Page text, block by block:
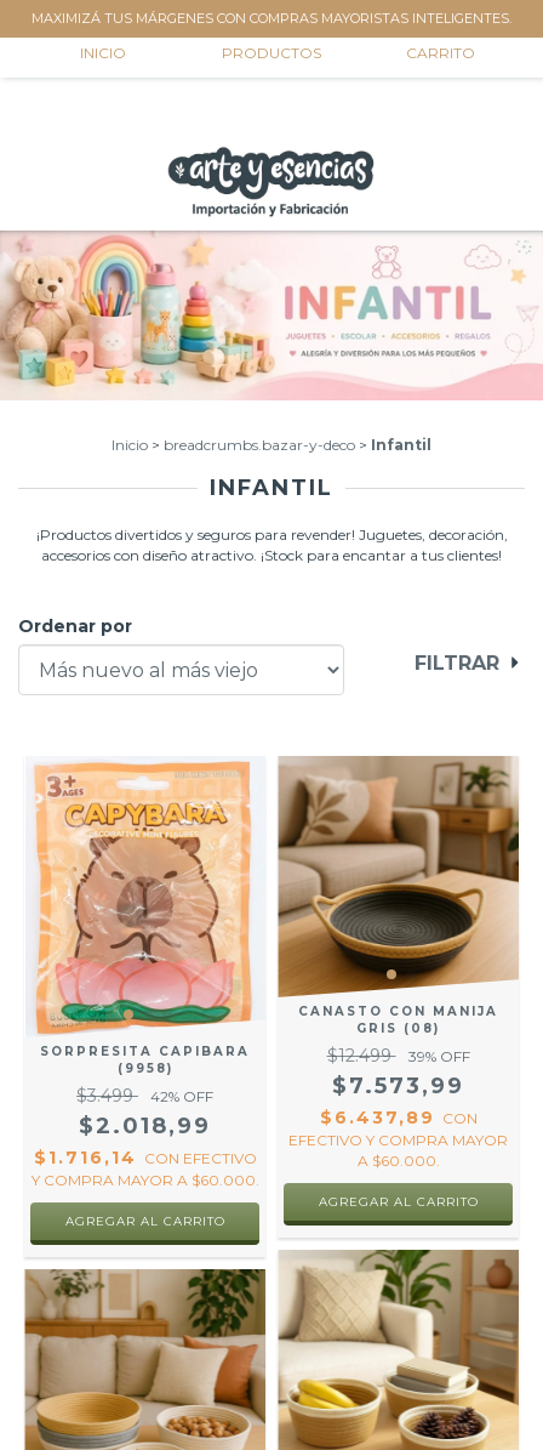
MAXIMIZÁ TUS MÁRGENES CON COMPRAS MAYORISTAS INTELIGENTES.
INICIO PRODUCTOS CARRITO
0
Inicio > breadcrumbs.bazar-y-deco > Infantil
INFANTIL
¡Productos divertidos y seguros para revender! Juguetes, decoración,
accesorios con diseño atractivo. ¡Stock para encantar a tus clientes!
Ordenar por
FILTRAR
SORPRESITA CAPIBARA
(9958)
$3.499 42% OFF
$2.018,99
$1.716,14 CON EFECTIVO
Y COMPRA MAYOR A $60.000.
CANASTO CON MANIJA
GRIS (08)
$12.499 39% OFF
$7.573,99
$6.437,89
CON
EFECTIVO Y COMPRA MAYOR
A $60.000.